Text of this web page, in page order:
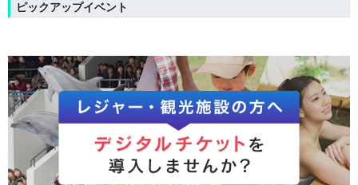
ピックアップイベント